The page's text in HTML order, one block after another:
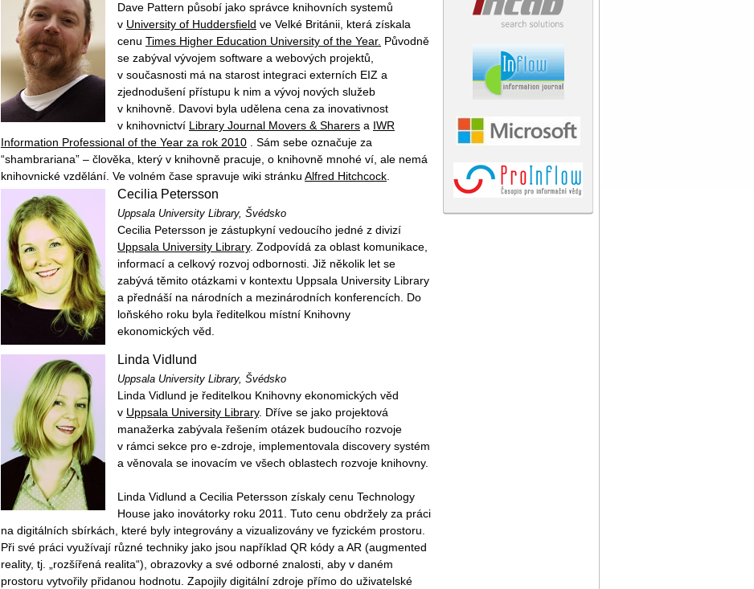
Dave Pattern působí jako správce knihovních systemů
v University of Huddersfield ve Velké Británii, která získala
cenu Times Higher Education University of the Year. Původně
se zabýval vývojem software a webových projektů,
v současnosti má na starost integraci externích EIZ a
zjednodušení přístupu k nim a vývoj nových služeb
v knihovně. Davovi byla udělena cena za inovativnost
v knihovnictví Library Journal Movers & Sharers a IWR
Information Professional of the Year za rok 2010 . Sám sebe označuje za
“shambrariana” – člověka, který v knihovně pracuje, o knihovně mnohé ví, ale nemá
knihovnické vzdělání. Ve volném čase spravuje wiki stránku Alfred Hitchcock
Cecilia Petersson
Uppsala University Library, Švédsko
Cecilia Petersson je zástupkyní vedoucího jedné z divizí
Uppsala University Library. Zodpovídá za oblast komunikace,
informací a celkový rozvoj odbornosti. Již několik let se
zabývá těmito otázkami v kontextu Uppsala University Library
a přednáší na národních a mezinárodních konferencích. Do
loňského roku byla ředitelkou místní Knihovny
ekonomických věd.
Linda Vidlund
Uppsala University Library, Švédsko
Linda Vidlund je ředitelkou Knihovny ekonomických věd
v Uppsala University Library. Dříve se jako projektová
manažerka zabývala řešením otázek budoucího rozvoje
v rámci sekce pro e-zdroje, implementovala discovery systém
a věnovala se inovacím ve všech oblastech rozvoje knihovny.
Linda Vidlund a Cecilia Petersson získaly cenu Technology
House jako inovátorky roku 2011. Tuto cenu obdržely za práci
na digitálních sbírkách, které byly integrovány a vizualizovány ve fyzickém prostoru.
Při své práci využívají různé techniky jako jsou například QR kódy a AR (augmented
reality, tj. „rozšířená realita“), obrazovky a své odborné znalosti, aby v daném
prostoru vytvořily přidanou hodnotu. Zapojily digitální zdroje přímo do uživatelské